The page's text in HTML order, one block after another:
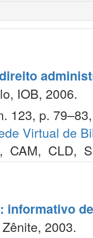
IOB, 2006.
123, p.
Virtual de
, CAM, CLD,
informativo
2003.